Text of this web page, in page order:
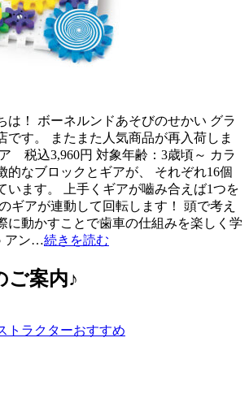
は！ ボーネルンドあそびのせかい グラ
です。 またまた人気商品が再入荷しま
税込3,960円 対象年齢：3歳頃～ カラ
的なブロックとギアが、 それぞれ16個
います。 上手くギアが嚙み合えば1つを
ギアが連動して回転します！ 頭で考え
に動かすことで歯車の仕組みを楽しく学
アン…続きを読む
ご案内♪
トラクターおすすめ